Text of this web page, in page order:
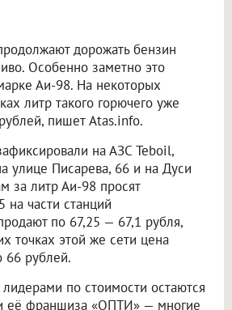
дорожать бензин
Особенно заметно это
Аи-98. На некоторых
литр такого горючего уже
пишет Atas.info.
на АЗС Teboil,
улице Писарева, 66 и на Дуси
за литр Аи-98 просят
на части станций
по 67,25 — 67,1 рубля,
точках этой же сети цена
66 рублей.
по стоимости остаются
её франшиза «ОПТИ» — многие